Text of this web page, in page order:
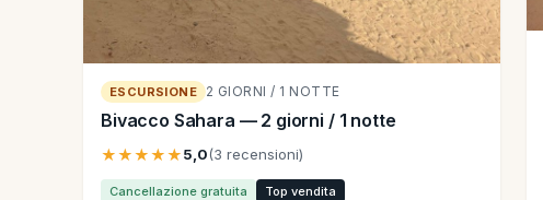
ESCURSIONE 2 GIORNI / 1 NOTTE
Bivacco Sahara — 2 giorni / 1 notte
★★★★★5,0(3 recensioni)
Cancellazione gratuita Top vendita